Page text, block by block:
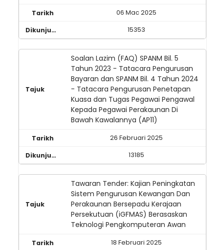
06 Mac 2025
15353
Soalan Lazim (FAQ) SPANM Bil. 5
Tahun 2023 - Tatacara Pengurusan
Bayaran dan SPANM Bil. 4 Tahun 2024
- Tatacara Pengurusan Penetapan
Kuasa dan Tugas Pegawai Pengawal
Kepada Pegawai Perakaunan Di
Bawah Kawalannya (AP11)
26 Februari 2025
13185
Tawaran Tender: Kajian Peningkatan
Sistem Pengurusan Kewangan Dan
Perakaunan Bersepadu Kerajaan
Persekutuan (iGFMAS) Berasaskan
Teknologi Pengkomputeran Awan
18 Februari 2025